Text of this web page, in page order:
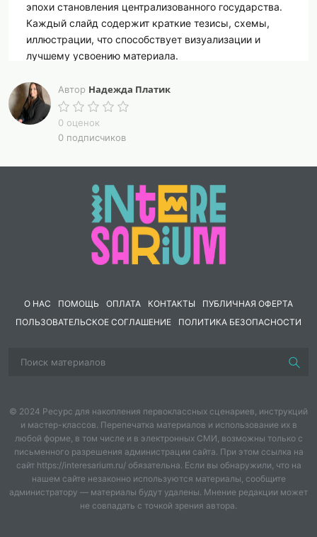
эпохи становления централизованного государства.
Каждый слайд содержит краткие тезисы, схемы,
иллюстрации, что способствует визуализации и
лучшему усвоению материала.
сопровождения к презентации прилагаются
готовых упражнений для домашнего задания
развёрнутыми ответами для учителя. Задания
направлены на закрепление знаний, развитие
формирование умений анализировать причинно-
следственные связи.
Материалы могут быть использованы как на уроках
при объяснении нового материала, так и для
организации самостоятельной работы учащихся, а
также для подготовки к итоговой аттестации.
Автор Надежда Платик
0 оценок
0 подписчиков
О НАС ПОМОЩЬ ОПЛАТА КОНТАКТЫ
ПУБЛИЧНАЯ ОФЕРТА
ПОЛЬЗОВАТЕЛЬСКОЕ СОГЛАШЕНИЕ
ПОЛИТИКА БЕЗОПАСНОСТИ
© 2024 Ресурс для накопления первоклассных сценариев, инструкций
и мастер-классов. Перепечатка материалов и использование их в
любой форме, в том числе и в электронных СМИ, возможны только с
письменного разрешения администрации сайта. При этом ссылка на
сайт https://interesarium.ru/ обязательна. Если вы обнаружили, что на
нашем сайте незаконно используются материалы, сообщите
администратору — материалы будут удалены. Мнение редакции может
не совпадать с точкой зрения автора.